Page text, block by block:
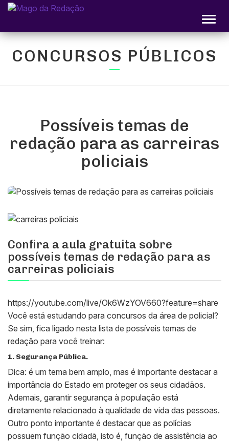
CONCURSOS PÚBLICOS
Possíveis temas de
redação para as carreiras
policiais
Confira a aula gratuita sobre
possíveis temas de redação para as
carreiras policiais
https://youtube.com/live/Ok6WzYOV660?feature=share
Você está estudando para concursos da área de policial?
Se sim, fica ligado nesta lista de possíveis temas de
redação para você treinar:
1. Segurança Pública.
Dica: é um tema bem amplo, mas é importante destacar a
importância do Estado em proteger os seus cidadãos.
Ademais, garantir segurança à população está
diretamente relacionado à qualidade de vida das pessoas.
Outro ponto importante é destacar que as polícias
possuem função cidadã, isto é, função de assistência ao